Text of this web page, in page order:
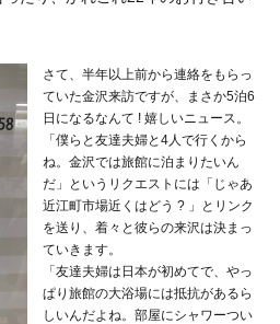
さて、半年以上前から連絡をもらっ
ていた金沢来訪ですが、まさか5泊6
日になるなんて ! 嬉しいニュース。
「僕らと友達夫婦と4人で行くから
ね。金沢では旅館に泊まりたいん
だ」というリクエストには「じゃあ
近江町市場近くはどう ? 」とリンク
を送り、着々と彼らの来沢は決まっ
ていきます。
「友達夫婦は日本が初めてで、やっ
ぱり旅館の大浴場には抵抗があるら
しいんだよね。部屋にシャワーつい